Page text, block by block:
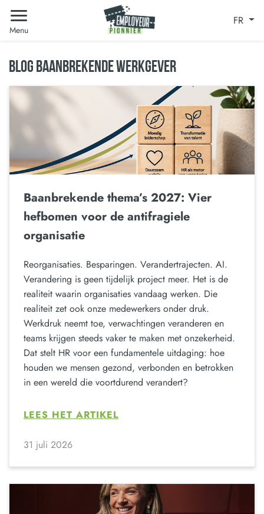
Menu
FR
BLOG BAANBREKENDE WERKGEVER
Baanbrekende thema’s 2027: Vier
hefbomen voor de antifragiele
organisatie
Reorganisaties. Besparingen. Verandertrajecten. AI.
Verandering is geen tijdelijk project meer. Het is de
realiteit waarin organisaties vandaag werken. Die
realiteit zet ook onze medewerkers onder druk.
Werkdruk neemt toe, verwachtingen veranderen en
teams krijgen steeds vaker te maken met onzekerheid.
Dat stelt HR voor een fundamentele uitdaging: hoe
houden we mensen gezond, verbonden en betrokken
in een wereld die voortdurend verandert?
LEES HET ARTIKEL
31 juli 2026